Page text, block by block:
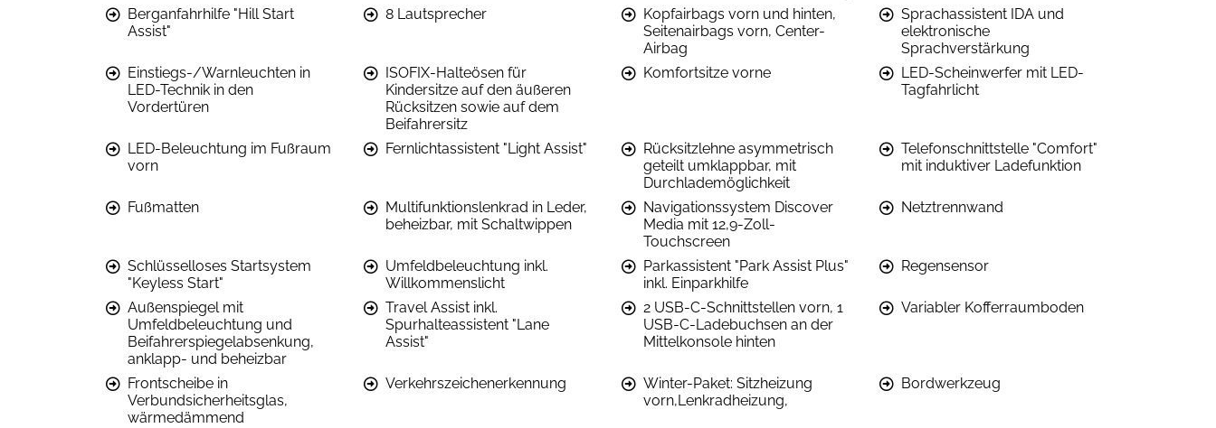
Berganfahrhilfe "Hill Start
Assist"
8 Lautsprecher
Kopfairbags vorn und hinten,
Seitenairbags vorn, Center-
Airbag
Sprachassistent IDA und
elektronische
Sprachverstärkung
Einstiegs-/Warnleuchten in
LED-Technik in den
Vordertüren
ISOFIX-Halteösen für
Kindersitze auf den äußeren
Rücksitzen sowie auf dem
Beifahrersitz
Komfortsitze vorne
LED-Scheinwerfer mit LED-
Tagfahrlicht
LED-Beleuchtung im Fußraum
vorn
Fernlichtassistent "Light Assist"
Rücksitzlehne asymmetrisch
geteilt umklappbar, mit
Durchlademöglichkeit
Telefonschnittstelle "Comfort"
mit induktiver Ladefunktion
Fußmatten
Multifunktionslenkrad in Leder,
beheizbar, mit Schaltwippen
Navigationssystem Discover
Media mit 12,9-Zoll-
Touchscreen
Netztrennwand
Schlüsselloses Startsystem
"Keyless Start"
Umfeldbeleuchtung inkl.
Willkommenslicht
Parkassistent "Park Assist Plus"
inkl. Einparkhilfe
Regensensor
Außenspiegel mit
Umfeldbeleuchtung und
Beifahrerspiegelabsenkung,
anklapp- und beheizbar
Travel Assist inkl.
Spurhalteassistent "Lane
Assist"
2 USB-C-Schnittstellen vorn, 1
USB-C-Ladebuchsen an der
Mittelkonsole hinten
Variabler Kofferraumboden
Frontscheibe in
Verbundsicherheitsglas,
wärmedämmend
Verkehrszeichenerkennung
Winter-Paket: Sitzheizung
vorn,Lenkradheizung,
Bordwerkzeug